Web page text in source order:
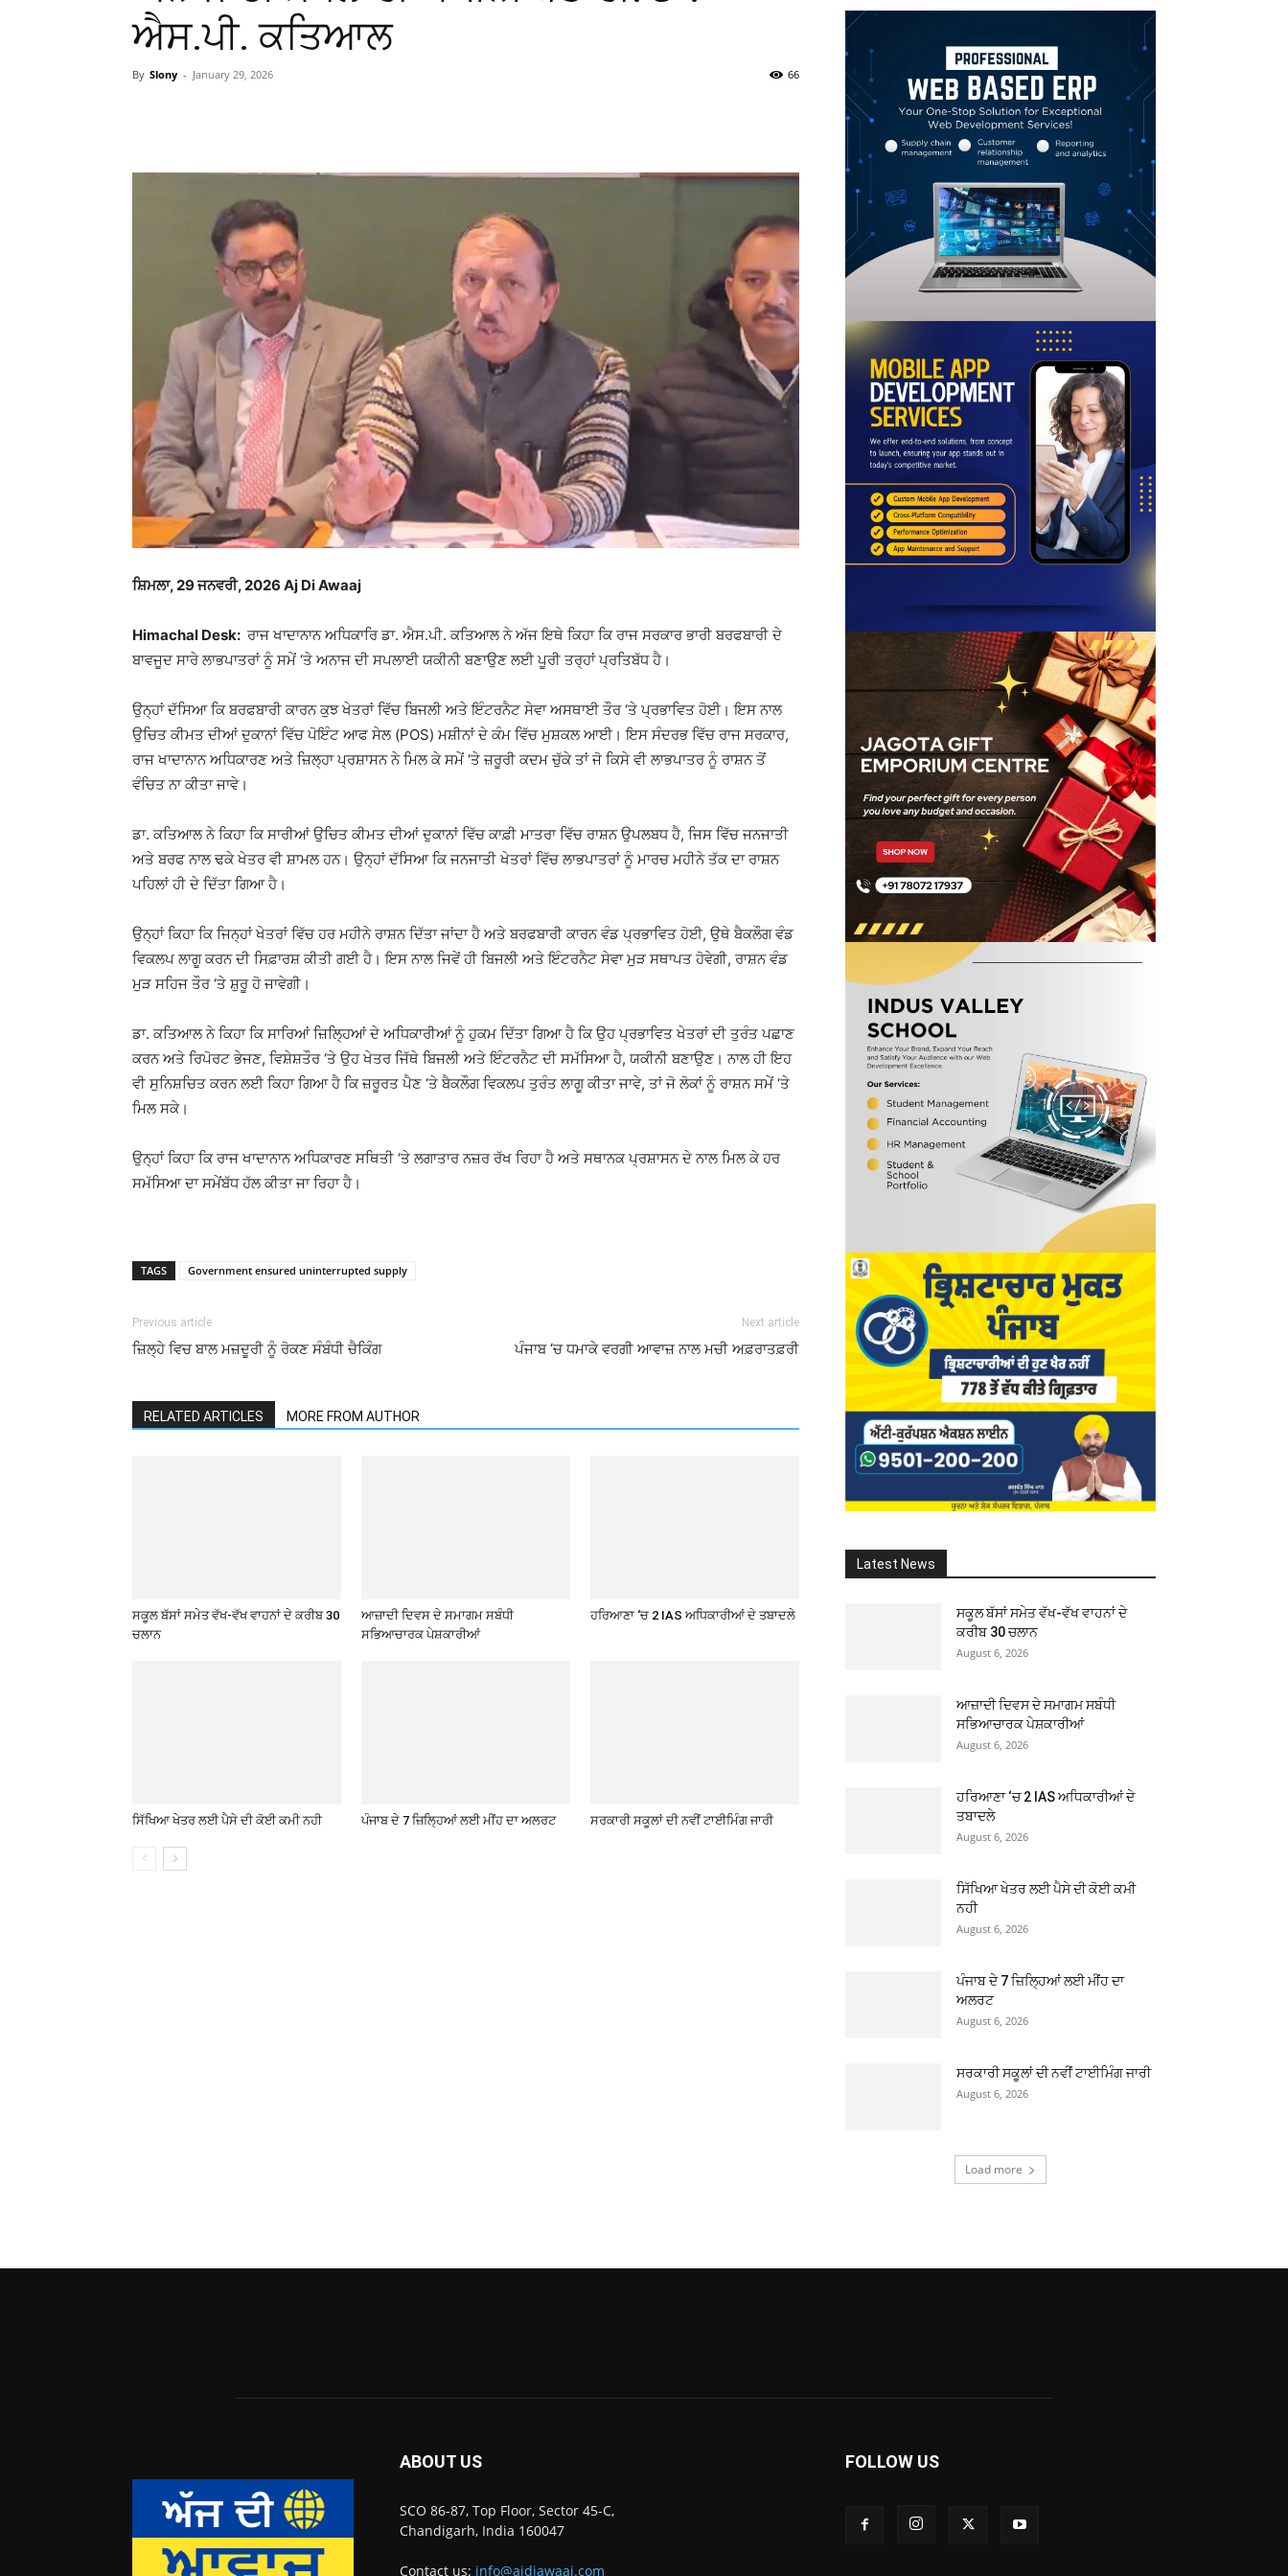
ਐਸ.ਪੀ. ਕਤਿਆਲ
By Slony - January 29, 2026 66
Linkedin Email
ਸ਼ਿਮਲਾ, 29 ਜਨਵਰੀ, 2026 Aj Di Awaaj
Himachal Desk: ਰਾਜ ਖਾਦਾਨਾਨ ਅਧਿਕਾਰਿ ਡਾ. ਐਸ.ਪੀ. ਕਤਿਆਲ ਨੇ ਅੱਜ ਇਥੇ ਕਿਹਾ ਕਿ ਰਾਜ ਸਰਕਾਰ ਭਾਰੀ ਬਰਫਬਾਰੀ ਦੇ
ਬਾਵਜੂਦ ਸਾਰੇ ਲਾਭਪਾਤਰਾਂ ਨੂੰ ਸਮੇਂ ‘ਤੇ ਅਨਾਜ ਦੀ ਸਪਲਾਈ ਯਕੀਨੀ ਬਣਾਉਣ ਲਈ ਪੂਰੀ ਤਰ੍ਹਾਂ ਪ੍ਰਤਿਬੱਧ ਹੈ।
ਉਨ੍ਹਾਂ ਦੱਸਿਆ ਕਿ ਬਰਫਬਾਰੀ ਕਾਰਨ ਕੁਝ ਖੇਤਰਾਂ ਵਿੱਚ ਬਿਜਲੀ ਅਤੇ ਇੰਟਰਨੈਟ ਸੇਵਾ ਅਸਥਾਈ ਤੌਰ ‘ਤੇ ਪ੍ਰਭਾਵਿਤ ਹੋਈ। ਇਸ ਨਾਲ
ਉਚਿਤ ਕੀਮਤ ਦੀਆਂ ਦੁਕਾਨਾਂ ਵਿੱਚ ਪੋਇੰਟ ਆਫ ਸੇਲ (POS) ਮਸ਼ੀਨਾਂ ਦੇ ਕੰਮ ਵਿੱਚ ਮੁਸ਼ਕਲ ਆਈ। ਇਸ ਸੰਦਰਭ ਵਿੱਚ ਰਾਜ ਸਰਕਾਰ,
ਰਾਜ ਖਾਦਾਨਾਨ ਅਧਿਕਾਰਣ ਅਤੇ ਜ਼ਿਲ੍ਹਾ ਪ੍ਰਸ਼ਾਸਨ ਨੇ ਮਿਲ ਕੇ ਸਮੇਂ ‘ਤੇ ਜ਼ਰੂਰੀ ਕਦਮ ਚੁੱਕੇ ਤਾਂ ਜੋ ਕਿਸੇ ਵੀ ਲਾਭਪਾਤਰ ਨੂੰ ਰਾਸ਼ਨ ਤੋਂ
ਵੰਚਿਤ ਨਾ ਕੀਤਾ ਜਾਵੇ।
ਡਾ. ਕਤਿਆਲ ਨੇ ਕਿਹਾ ਕਿ ਸਾਰੀਆਂ ਉਚਿਤ ਕੀਮਤ ਦੀਆਂ ਦੁਕਾਨਾਂ ਵਿੱਚ ਕਾਫ਼ੀ ਮਾਤਰਾ ਵਿੱਚ ਰਾਸ਼ਨ ਉਪਲਬਧ ਹੈ, ਜਿਸ ਵਿੱਚ ਜਨਜਾਤੀ
ਅਤੇ ਬਰਫ ਨਾਲ ਢਕੇ ਖੇਤਰ ਵੀ ਸ਼ਾਮਲ ਹਨ। ਉਨ੍ਹਾਂ ਦੱਸਿਆ ਕਿ ਜਨਜਾਤੀ ਖੇਤਰਾਂ ਵਿੱਚ ਲਾਭਪਾਤਰਾਂ ਨੂੰ ਮਾਰਚ ਮਹੀਨੇ ਤੱਕ ਦਾ ਰਾਸ਼ਨ
ਪਹਿਲਾਂ ਹੀ ਦੇ ਦਿੱਤਾ ਗਿਆ ਹੈ।
ਉਨ੍ਹਾਂ ਕਿਹਾ ਕਿ ਜਿਨ੍ਹਾਂ ਖੇਤਰਾਂ ਵਿੱਚ ਹਰ ਮਹੀਨੇ ਰਾਸ਼ਨ ਦਿੱਤਾ ਜਾਂਦਾ ਹੈ ਅਤੇ ਬਰਫਬਾਰੀ ਕਾਰਨ ਵੰਡ ਪ੍ਰਭਾਵਿਤ ਹੋਈ, ਉਥੇ ਬੈਕਲੌਗ ਵੰਡ
ਵਿਕਲਪ ਲਾਗੂ ਕਰਨ ਦੀ ਸਿਫ਼ਾਰਸ਼ ਕੀਤੀ ਗਈ ਹੈ। ਇਸ ਨਾਲ ਜਿਵੇਂ ਹੀ ਬਿਜਲੀ ਅਤੇ ਇੰਟਰਨੈਟ ਸੇਵਾ ਮੁੜ ਸਥਾਪਤ ਹੋਵੇਗੀ, ਰਾਸ਼ਨ ਵੰਡ
ਮੁੜ ਸਹਿਜ ਤੌਰ ‘ਤੇ ਸ਼ੁਰੂ ਹੋ ਜਾਵੇਗੀ।
ਡਾ. ਕਤਿਆਲ ਨੇ ਕਿਹਾ ਕਿ ਸਾਰਿਆਂ ਜ਼ਿਲ੍ਹਿਆਂ ਦੇ ਅਧਿਕਾਰੀਆਂ ਨੂੰ ਹੁਕਮ ਦਿੱਤਾ ਗਿਆ ਹੈ ਕਿ ਉਹ ਪ੍ਰਭਾਵਿਤ ਖੇਤਰਾਂ ਦੀ ਤੁਰੰਤ ਪਛਾਣ
ਕਰਨ ਅਤੇ ਰਿਪੋਰਟ ਭੇਜਣ, ਵਿਸ਼ੇਸ਼ਤੌਰ ‘ਤੇ ਉਹ ਖੇਤਰ ਜਿੱਥੇ ਬਿਜਲੀ ਅਤੇ ਇੰਟਰਨੈਟ ਦੀ ਸਮੱਸਿਆ ਹੈ, ਯਕੀਨੀ ਬਣਾਉਣ। ਨਾਲ ਹੀ ਇਹ
ਵੀ ਸੁਨਿਸ਼ਚਿਤ ਕਰਨ ਲਈ ਕਿਹਾ ਗਿਆ ਹੈ ਕਿ ਜ਼ਰੂਰਤ ਪੈਣ ‘ਤੇ ਬੈਕਲੌਗ ਵਿਕਲਪ ਤੁਰੰਤ ਲਾਗੂ ਕੀਤਾ ਜਾਵੇ, ਤਾਂ ਜੋ ਲੋਕਾਂ ਨੂੰ ਰਾਸ਼ਨ ਸਮੇਂ ‘ਤੇ
ਮਿਲ ਸਕੇ।
ਉਨ੍ਹਾਂ ਕਿਹਾ ਕਿ ਰਾਜ ਖਾਦਾਨਾਨ ਅਧਿਕਾਰਣ ਸਥਿਤੀ ‘ਤੇ ਲਗਾਤਾਰ ਨਜ਼ਰ ਰੱਖ ਰਿਹਾ ਹੈ ਅਤੇ ਸਥਾਨਕ ਪ੍ਰਸ਼ਾਸਨ ਦੇ ਨਾਲ ਮਿਲ ਕੇ ਹਰ
ਸਮੱਸਿਆ ਦਾ ਸਮੇਂਬੱਧ ਹੱਲ ਕੀਤਾ ਜਾ ਰਿਹਾ ਹੈ।
TAGS Government ensured uninterrupted supply
Previous article
ਜ਼ਿਲ੍ਹੇ ਵਿਚ ਬਾਲ ਮਜ਼ਦੂਰੀ ਨੂੰ ਰੋਕਣ ਸੰਬੰਧੀ ਚੈਕਿੰਗ
Next article
ਪੰਜਾਬ ‘ਚ ਧਮਾਕੇ ਵਰਗੀ ਆਵਾਜ਼ ਨਾਲ ਮਚੀ ਅਫ਼ਰਾਤਫ਼ਰੀ
RELATED ARTICLES MORE FROM AUTHOR
ਸਕੂਲ ਬੱਸਾਂ ਸਮੇਤ ਵੱਖ-ਵੱਖ ਵਾਹਨਾਂ ਦੇ ਕਰੀਬ 30
ਚਲਾਨ
ਆਜ਼ਾਦੀ ਦਿਵਸ ਦੇ ਸਮਾਗਮ ਸਬੰਧੀ
ਸਭਿਆਚਾਰਕ ਪੇਸ਼ਕਾਰੀਆਂ
ਹਰਿਆਣਾ ‘ਚ 2 IAS ਅਧਿਕਾਰੀਆਂ ਦੇ ਤਬਾਦਲੇ
ਸਿੱਖਿਆ ਖੇਤਰ ਲਈ ਪੈਸੇ ਦੀ ਕੋਈ ਕਮੀ ਨਹੀ ਪੰਜਾਬ ਦੇ 7 ਜ਼ਿਲ੍ਹਿਆਂ ਲਈ ਮੀਂਹ ਦਾ ਅਲਰਟ ਸਰਕਾਰੀ ਸਕੂਲਾਂ ਦੀ ਨਵੀਂ ਟਾਈਮਿੰਗ ਜਾਰੀ
Latest News
ਸਕੂਲ ਬੱਸਾਂ ਸਮੇਤ ਵੱਖ-ਵੱਖ ਵਾਹਨਾਂ ਦੇ
ਕਰੀਬ 30 ਚਲਾਨ
August 6, 2026
ਆਜ਼ਾਦੀ ਦਿਵਸ ਦੇ ਸਮਾਗਮ ਸਬੰਧੀ
ਸਭਿਆਚਾਰਕ ਪੇਸ਼ਕਾਰੀਆਂ
August 6, 2026
ਹਰਿਆਣਾ ‘ਚ 2 IAS ਅਧਿਕਾਰੀਆਂ ਦੇ
ਤਬਾਦਲੇ
August 6, 2026
ਸਿੱਖਿਆ ਖੇਤਰ ਲਈ ਪੈਸੇ ਦੀ ਕੋਈ ਕਮੀ
ਨਹੀ
August 6, 2026
ਪੰਜਾਬ ਦੇ 7 ਜ਼ਿਲ੍ਹਿਆਂ ਲਈ ਮੀਂਹ ਦਾ
ਅਲਰਟ
August 6, 2026
ਸਰਕਾਰੀ ਸਕੂਲਾਂ ਦੀ ਨਵੀਂ ਟਾਈਮਿੰਗ ਜਾਰੀ
August 6, 2026
Load more
ABOUT US
SCO 86-87, Top Floor, Sector 45-C,
Chandigarh, India 160047
Contact us: info@ajdiawaaj.com
FOLLOW US